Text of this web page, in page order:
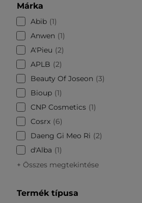
Márka
Abib 1
Anwen
1
A'Pieu
2
APLB
2
Beauty Of Joseon
3
Bioup 1
CNP Cosmetics 1
Cosrx
6
Daeng Gi Meo Ri
2
d'Alba
1
+ Összes megtekintése
Termék típusa